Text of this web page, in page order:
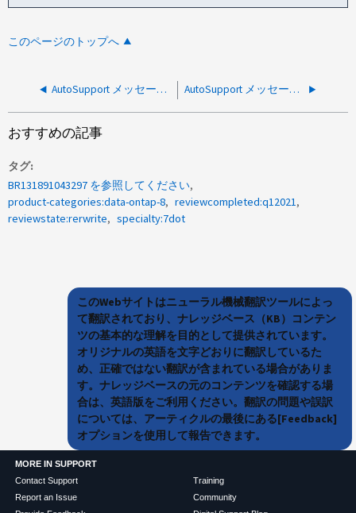
このページのトップへ
AutoSupport メッセージ： Data ONTAP 7 のディスク再構築が失敗しました AutoSupport メッセージ： RLMHBL ： Filer 1 の RLM からのシステムアラート（ heartbeat_Loss ）の警告
おすすめの記事
タグ
BR131891043297 を参照してください
product-categories:data-ontap-8
reviewcompleted:q12021
reviewstate:rerwrite
specialty:7dot
このWebサイトはニューラル機械翻訳ツールによっ
て翻訳されており、ナレッジベース（KB）コンテン
ツの基本的な理解を目的として提供されています。
オリジナルの英語を文字どおりに翻訳しているた
め、正確ではない翻訳が含まれている場合がありま
す。ナレッジベースの元のコンテンツを確認する場
合は、英語版をご利用ください。翻訳の問題や誤訳
については、アーティクルの最後にある[Feedback]
オプションを使用して報告できます。
MORE IN SUPPORT
Contact Support
Report an Issue
Training
Community